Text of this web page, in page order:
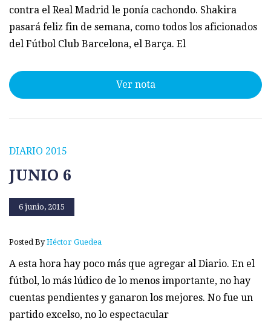
contra el Real Madrid le ponía cachondo. Shakira
pasará feliz fin de semana, como todos los aficionados
del Fútbol Club Barcelona, el Barça. El
Ver nota
DIARIO 2015
JUNIO 6
6 junio, 2015
Posted ByHéctor Guedea
A esta hora hay poco más que agregar al Diario. En el
fútbol, lo más lúdico de lo menos importante, no hay
cuentas pendientes y ganaron los mejores. No fue un
partido excelso, no lo espectacular